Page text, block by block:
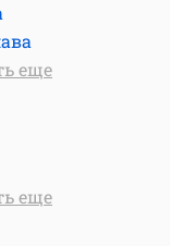
еще
еще